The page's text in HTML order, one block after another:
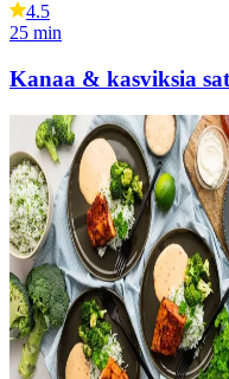
4.5
25 min
Kanaa & kasviksia